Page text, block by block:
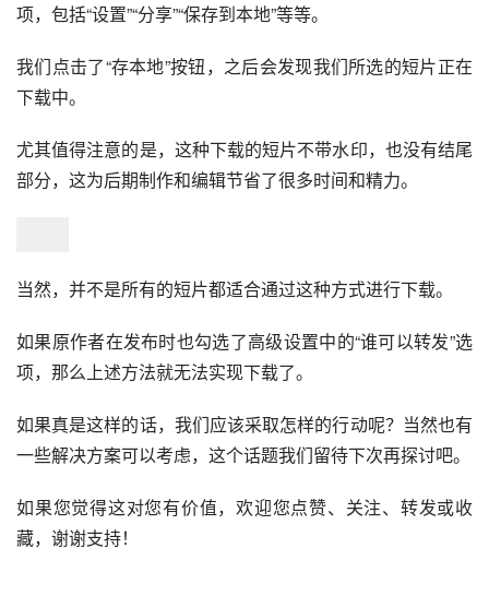
项，包括“设置”“分享”“保存到本地”等等。
我们点击了“存本地”按钮，之后会发现我们所选的短片正在
下载中。
尤其值得注意的是，这种下载的短片不带水印，也没有结尾
部分，这为后期制作和编辑节省了很多时间和精力。
当然，并不是所有的短片都适合通过这种方式进行下载。
如果原作者在发布时也勾选了高级设置中的“谁可以转发”选
项，那么上述方法就无法实现下载了。
如果真是这样的话，我们应该采取怎样的行动呢？当然也有
一些解决方案可以考虑，这个话题我们留待下次再探讨吧。
如果您觉得这对您有价值，欢迎您点赞、关注、转发或收
藏，谢谢支持！